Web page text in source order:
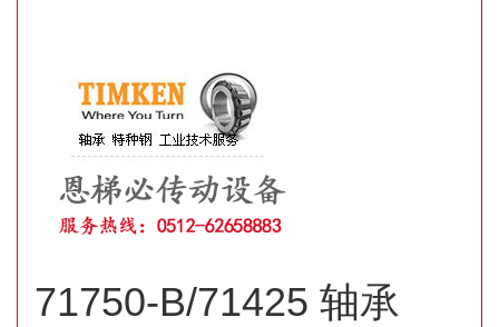
71750-B/71425 轴承